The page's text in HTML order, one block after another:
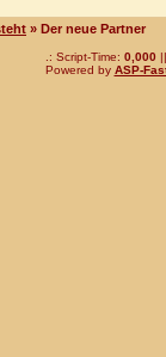
» Der neue Partner
.: Script-Time: 0,000||
Powered by ASP-